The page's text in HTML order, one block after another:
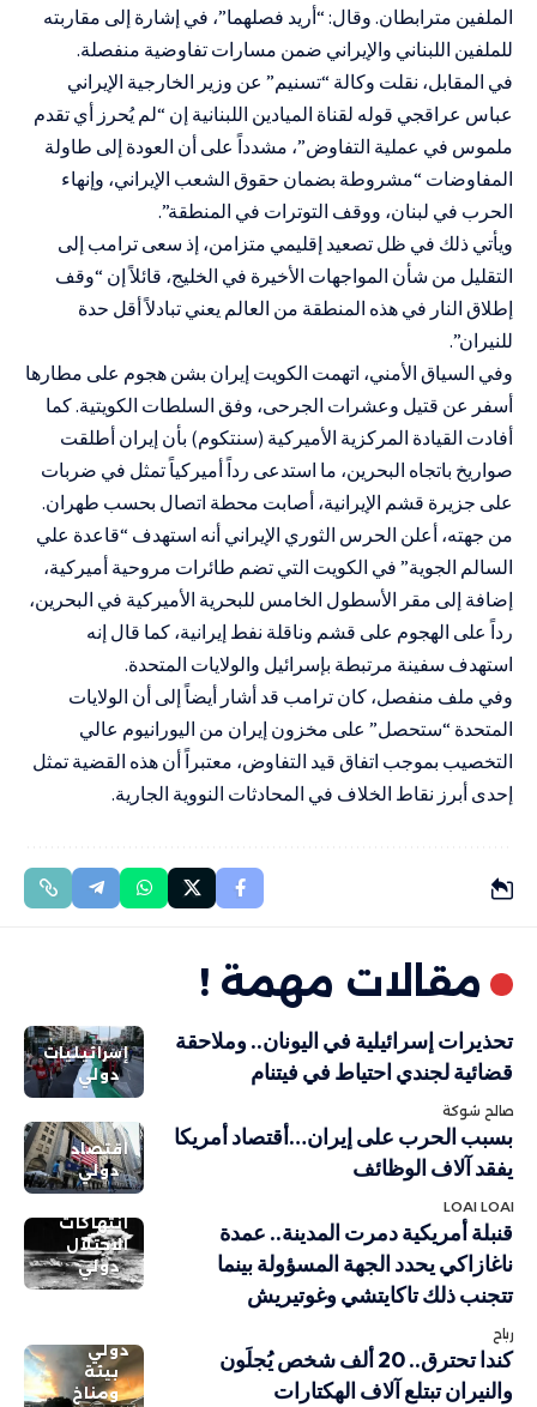
الملفين مترابطان. وقال: “أريد فصلهما”، في إشارة إلى مقاربته
للملفين اللبناني والإيراني ضمن مسارات تفاوضية منفصلة.
في المقابل، نقلت وكالة “تسنيم” عن وزير الخارجية الإيراني
عباس عراقجي قوله لقناة الميادين اللبنانية إن “لم يُحرز أي تقدم
ملموس في عملية التفاوض”، مشدداً على أن العودة إلى طاولة
المفاوضات “مشروطة بضمان حقوق الشعب الإيراني، وإنهاء
الحرب في لبنان، ووقف التوترات في المنطقة”.
ويأتي ذلك في ظل تصعيد إقليمي متزامن، إذ سعى ترامب إلى
التقليل من شأن المواجهات الأخيرة في الخليج، قائلاً إن “وقف
إطلاق النار في هذه المنطقة من العالم يعني تبادلاً أقل حدة
للنيران”.
وفي السياق الأمني، اتهمت الكويت إيران بشن هجوم على مطارها
أسفر عن قتيل وعشرات الجرحى، وفق السلطات الكويتية. كما
أفادت القيادة المركزية الأميركية (سنتكوم) بأن إيران أطلقت
صواريخ باتجاه البحرين، ما استدعى رداً أميركياً تمثل في ضربات
على جزيرة قشم الإيرانية، أصابت محطة اتصال بحسب طهران.
من جهته، أعلن الحرس الثوري الإيراني أنه استهدف “قاعدة علي
السالم الجوية” في الكويت التي تضم طائرات مروحية أميركية،
إضافة إلى مقر الأسطول الخامس للبحرية الأميركية في البحرين،
رداً على الهجوم على قشم وناقلة نفط إيرانية، كما قال إنه
استهدف سفينة مرتبطة بإسرائيل والولايات المتحدة.
وفي ملف منفصل، كان ترامب قد أشار أيضاً إلى أن الولايات
المتحدة “ستحصل” على مخزون إيران من اليورانيوم عالي
التخصيب بموجب اتفاق قيد التفاوض، معتبراً أن هذه القضية تمثل
إحدى أبرز نقاط الخلاف في المحادثات النووية الجارية.
مقالات مهمة !
إسرائيليات
دولي
تحذيرات إسرائيلية في اليونان.. وملاحقة
قضائية لجندي احتياط في فيتنام
صالح شوكة
اقتصاد
دولي
بسبب الحرب على إيران…أقتصاد أمريكا
يفقد آلاف الوظائف
LOAI LOAI
انتهاكات
الاحتلال
دولي
قنبلة أمريكية دمرت المدينة.. عمدة
ناغازاكي يحدد الجهة المسؤولة بينما
تتجنب ذلك تاكايتشي وغوتيريش
رباح
دولي
بيئة
ومناخ
كندا تحترق.. 20 ألف شخص يُجلَون
والنيران تبتلع آلاف الهكتارات